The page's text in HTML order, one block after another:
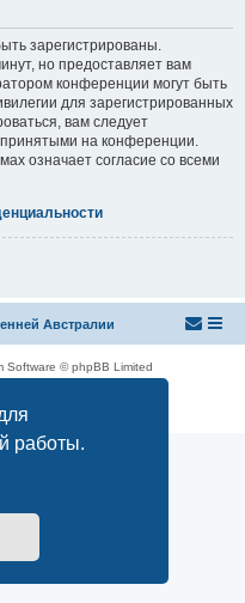
работы.
зарегистрированы.
но предоставляет вам
конференции могут быть
для зарегистрированных
вам следует
на конференции.
означает согласие со всеми
Австралии
Software © phpBB Limited
|Правила